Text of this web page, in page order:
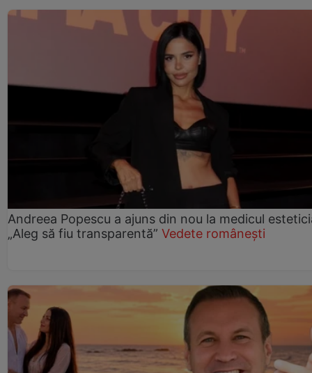
Andreea Popescu a ajuns din nou la medicul
„Aleg să fiu transparentă” Vedete românești